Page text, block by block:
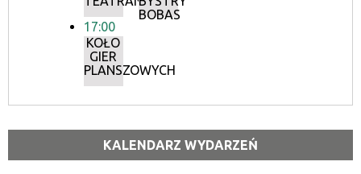
17:00
KOŁO
GIER
PLANSZOWYCH
BOBAS
KALENDARZ WYDARZEŃ